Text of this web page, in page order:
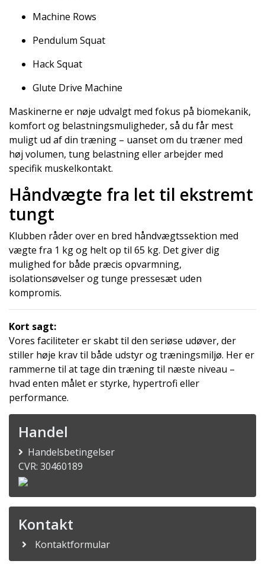
Machine Rows
Pendulum Squat
Hack Squat
Glute Drive Machine
Maskinerne er nøje udvalgt med fokus på biomekanik,
komfort og belastningsmuligheder, så du får mest
muligt ud af din træning – uanset om du træner med
høj volumen, tung belastning eller arbejder med
specifik muskelkontakt.
Håndvægte fra let til ekstremt
tungt
Klubben råder over en bred håndvægtssektion med
vægte fra 1 kg og helt op til 65 kg. Det giver dig
mulighed for både præcis opvarmning,
isolationsøvelser og tunge pressesæt uden
kompromis.
Kort sagt:
Vores faciliteter er skabt til den seriøse udøver, der
stiller høje krav til både udstyr og træningsmiljø. Her er
rammerne til at tage din træning til næste niveau –
hvad enten målet er styrke, hypertrofi eller
performance.
Handel
Handelsbetingelser
CVR: 30460189
Kontakt
Kontaktformular